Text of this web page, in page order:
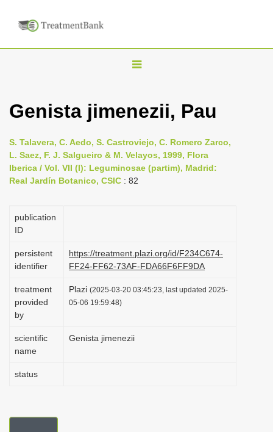
T
g
e
n
a
a
t
i
Genista jimenezii, Pau
S. Talavera, C. Aedo, S. Castroviejo, C. Romero Zarco,
L. Saez, F. J. Salgueiro & M. Velayos, 1999, Flora
Iberica / Vol. VII (I): Leguminosae (partim), Madrid:
Real Jardín Botanico, CSIC : 82
publication
ID
persistent
identifier
https://treatment.plazi.org/id/F234C674-
FF24-FF62-73AF-FDA66F6FF9DA
treatment
provided
by
Plazi (2025-03-20 03:45:23, last updated 2025-
05-06 19:59:48)
scientific
name
Genista jimenezii
status